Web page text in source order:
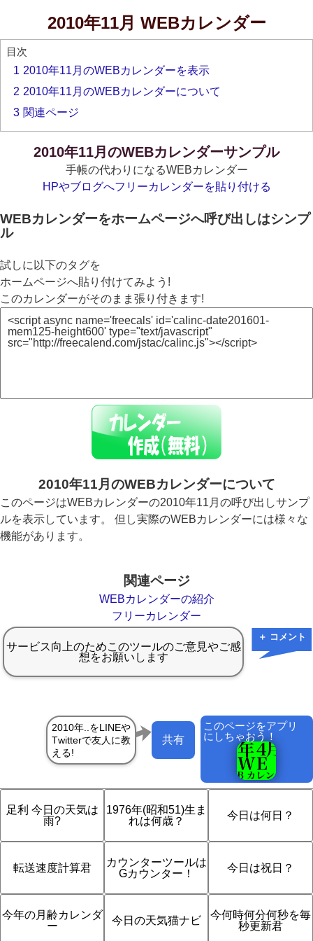
2010年11月 WEBカレンダー
目次
1 2010年11月のWEBカレンダーを表示
2 2010年11月のWEBカレンダーについて
3 関連ページ
2010年11月のWEBカレンダーサンプル
手帳の代わりになるWEBカレンダー
HPやブログへフリーカレンダーを貼り付ける
WEBカレンダーをホームページへ呼び出しはシンプ
ル
試しに以下のタグを
ホームページへ貼り付けてみよう!
このカレンダーがそのまま張り付きます!
2010年11月のWEBカレンダーについて
このページはWEBカレンダーの2010年11月の呼び出しサンプ
ルを表示しています。 但し実際のWEBカレンダーには様々な
機能があります。
関連ページ
WEBカレンダーの紹介
フリーカレンダー
＋ コメント
このページをアプリ
にしちゃおう！
共有
足利 今日の天気は
雨?
1976年(昭和51)生ま
れは何歳？
今日は何日？
転送速度計算君
カウンターツールは
Gカウンター！
今日は祝日？
今年の月齢カレンダ
ー
今日の天気猫ナビ
今何時何分何秒を毎
秒更新君